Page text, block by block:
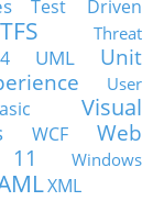
Test Driven
TFS
Threat
UML
Unit
User
Visual
WCF
Web
Windows
XML